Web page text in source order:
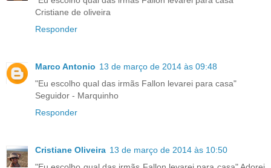
Cristiane de oliveira
Responder
Marco Antonio 13 de março de 2014 às 09:48
"Eu escolho qual das irmãs Fallon levarei para casa"
Seguidor - Marquinho
Responder
Cristiane Oliveira 13 de março de 2014 às 10:50